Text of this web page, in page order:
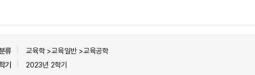
류
교육학 >교육일반 >교육공학
기
2023년 2학기